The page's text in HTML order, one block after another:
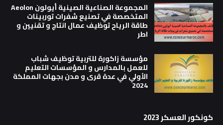
المجموعة الصناعية الصينية أيولون Aeolon
المتخصصة في تصنيع شفرات توربينات
طاقة الرياح توظيف عمال انتاج و تقنيين و
اطر
مؤسسة زاكورة للتربية توظيف شباب
للعمل بالمدارس و المؤسسات التعليم
الأولي في عدة قرى و مدن بجهات المملكة
2024
كونكور العسكر 2023